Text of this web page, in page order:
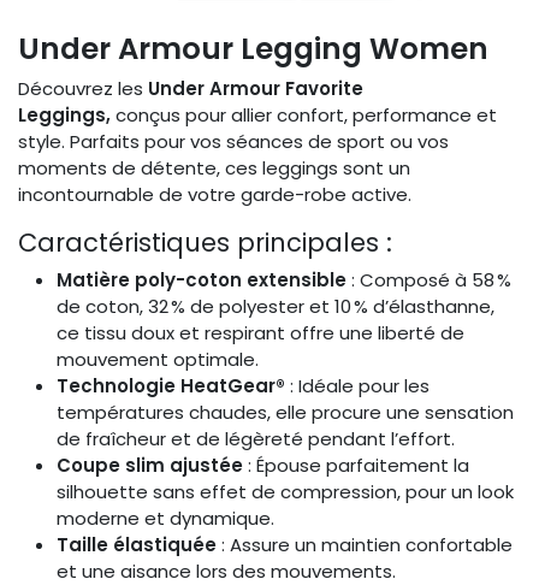
Under Armour Legging Women
Découvrez les Under Armour Favorite
Leggings,conçus pour allier confort, performance et
style. Parfaits pour vos séances de sport ou vos
moments de détente, ces leggings sont un
incontournable de votre garde-robe active.​
Caractéristiques principales :
Matière poly-coton extensible: Composé à 58 %
de coton, 32 % de polyester et 10 % d’élasthanne,
ce tissu doux et respirant offre une liberté de
mouvement optimale. ​
Technologie HeatGear® : Idéale pour les
températures chaudes, elle procure une sensation
de fraîcheur et de légèreté pendant l’effort.
Coupe slim ajustée: Épouse parfaitement la
silhouette sans effet de compression, pour un look
moderne et dynamique. ​
Taille élastiquée: Assure un maintien confortable
et une aisance lors des mouvements.